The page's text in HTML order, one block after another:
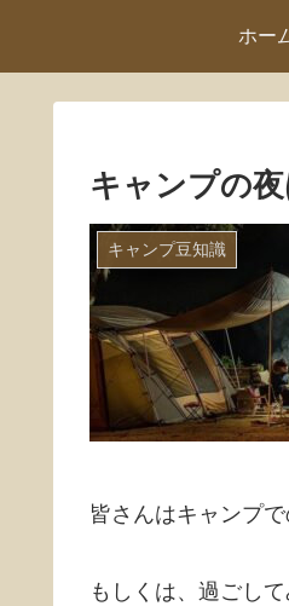
ホー
キャンプの
キャンプ豆知識
皆さんはキャンプ
もしくは、過ごし